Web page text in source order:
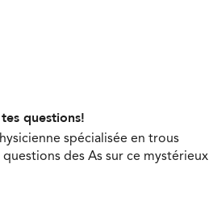
questions!
spécialisée en trous
des As sur ce mystérieux